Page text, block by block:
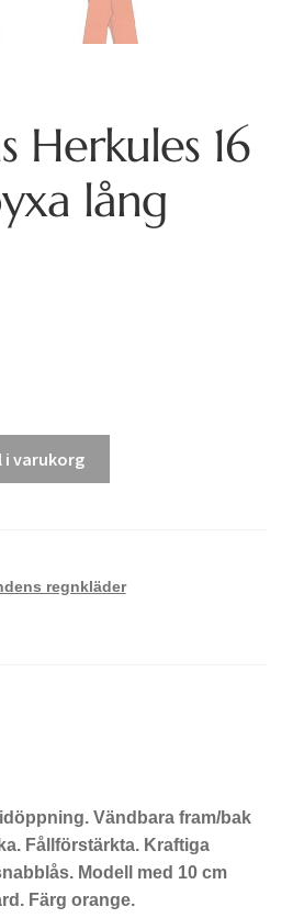
Herkules 16
lång
i varukorg
regnkläder
Vändbara fram/bak
Fållförstärkta. Kraftiga
Modell med 10 cm
Färg orange.